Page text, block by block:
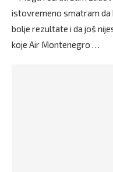
istovremeno smatram da
bolje rezultate i da još
koje Air Montenegro …